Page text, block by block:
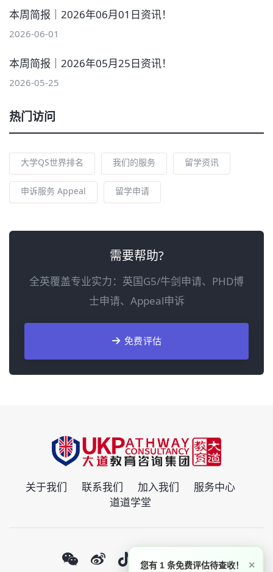
本周简报｜2026年06月01日资讯！
2026-06-01
本周简报｜2026年05月25日资讯！
2026-05-25
热门访问
大学QS世界排名 我们的服务 留学资讯
申诉服务 Appeal 留学申请
需要帮助?
全英覆盖专业实力：英国G5/牛剑申请、PHD博
士申请、Appeal申诉
免费评估
关于我们 联系我们 加入我们
服务中心
道道学堂
×
您有 1 条免费评估待查收！